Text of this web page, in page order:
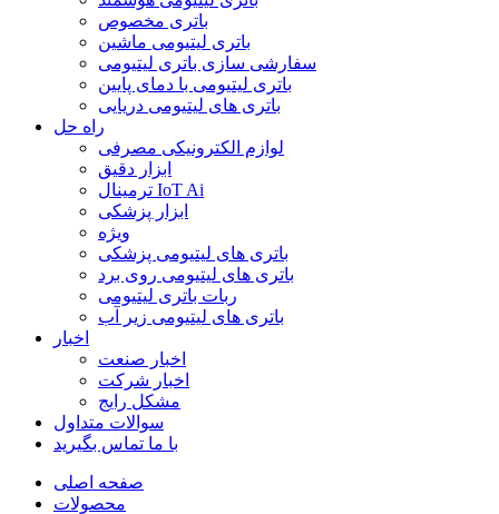
باتری مخصوص
باتری لیتیومی ماشین
سفارشی سازی باتری لیتیومی
باتری لیتیومی با دمای پایین
باتری های لیتیومی دریایی
راه حل
لوازم الکترونیکی مصرفی
ابزار دقیق
ترمینال IoT Ai
ابزار پزشکی
ویژه
باتری های لیتیومی پزشکی
باتری های لیتیومی روی برد
ربات باتری لیتیومی
باتری های لیتیومی زیر آب
اخبار
اخبار صنعت
اخبار شرکت
مشکل رایج
سوالات متداول
با ما تماس بگیرید
صفحه اصلی
محصولات